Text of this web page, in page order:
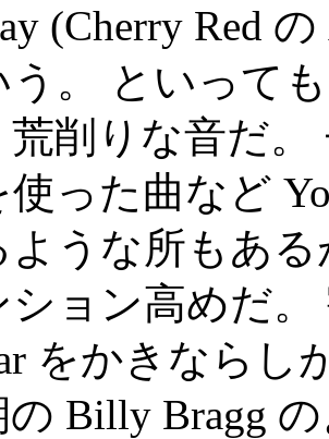
(Cherry Red
う。 といって
荒削りな音だ
使った曲など
ような所もある
ション高めだ。
をかきならし
の Billy Bragg